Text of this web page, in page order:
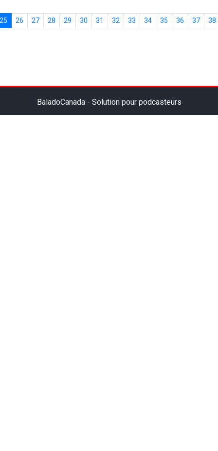
26 27 28 29 30 31 32 33 34 35 36 37 38
BaladoCanada - Solution pour podcasteurs